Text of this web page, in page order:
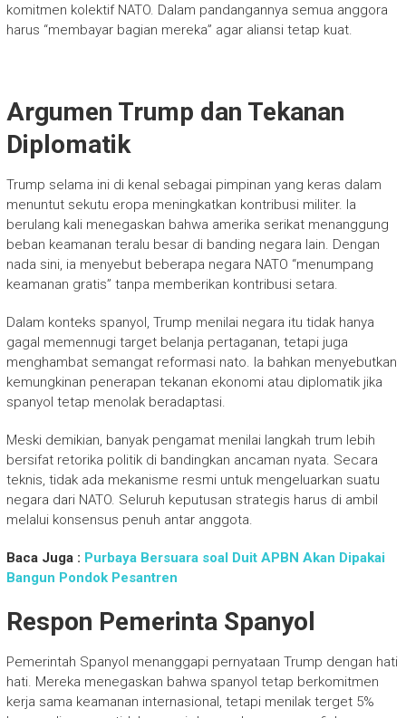
komitmen kolektif NATO. Dalam pandangannya semua anggora
harus “membayar bagian mereka” agar aliansi tetap kuat.
Argumen Trump dan Tekanan
Diplomatik
Trump selama ini di kenal sebagai pimpinan yang keras dalam
menuntut sekutu eropa meningkatkan kontribusi militer. Ia
berulang kali menegaskan bahwa amerika serikat menanggung
beban keamanan teralu besar di banding negara lain. Dengan
nada sini, ia menyebut beberapa negara NATO “menumpang
keamanan gratis” tanpa memberikan kontribusi setara.
Dalam konteks spanyol, Trump menilai negara itu tidak hanya
gagal memennugi target belanja pertaganan, tetapi juga
menghambat semangat reformasi nato. Ia bahkan menyebutkan
kemungkinan penerapan tekanan ekonomi atau diplomatik jika
spanyol tetap menolak beradaptasi.
Meski demikian, banyak pengamat menilai langkah trum lebih
bersifat retorika politik di bandingkan ancaman nyata. Secara
teknis, tidak ada mekanisme resmi untuk mengeluarkan suatu
negara dari NATO. Seluruh keputusan strategis harus di ambil
melalui konsensus penuh antar anggota.
Baca Juga : Purbaya Bersuara soal Duit APBN Akan Dipakai
Bangun Pondok Pesantren
Respon Pemerinta Spanyol
Pemerintah Spanyol menanggapi pernyataan Trump dengan hati
hati. Mereka menegaskan bahwa spanyol tetap berkomitmen
kerja sama keamanan internasional, tetapi menilak terget 5%